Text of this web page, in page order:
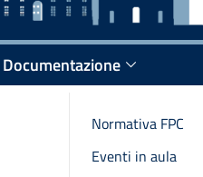
Documentazione
Normativa FPC
Eventi in aula